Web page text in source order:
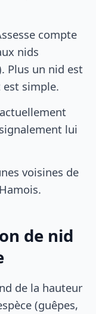
compte
nids
Plus un nid est
simple.
lui
voisines de
de nid
de la hauteur
(guêpes,